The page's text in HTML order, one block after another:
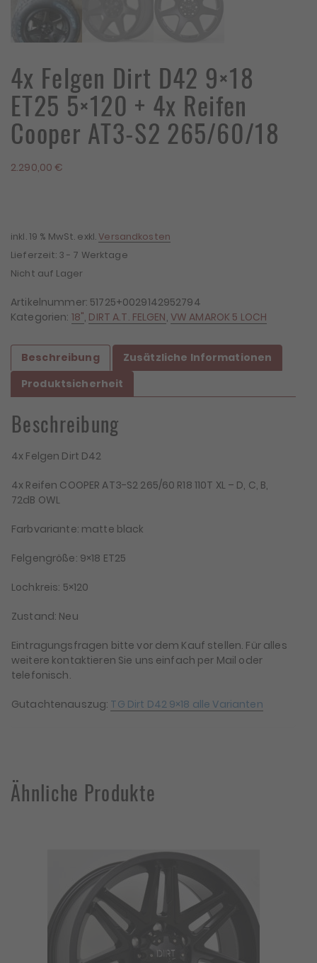
4x Felgen Dirt D42 9×18
ET25 5×120 + 4x Reifen
Cooper AT3-S2 265/60/18
2.290,00 €
inkl. 19 % MwSt. exkl.Versandkosten
Lieferzeit: 3 - 7 Werktage
Nicht auf Lager
Artikelnummer: 51725+0029142952794
Kategorien: 18", DIRT A.T. FELGEN, VW AMAROK 5 LOCH
Beschreibung
Zusätzliche Informationen
Produktsicherheit
Beschreibung
4x Felgen Dirt D42
4x Reifen COOPER AT3-S2 265/60 R18 110T XL – D, C, B,
72dB OWL
Farbvariante: matte black
Felgengröße: 9×18 ET25
Lochkreis: 5×120
Zustand: Neu
Eintragungsfragen bitte vor dem Kauf stellen. Für alles
weitere kontaktieren Sie uns einfach per Mail oder
telefonisch.
Gutachtenauszug: TG Dirt D42 9×18 alle Varianten
Ähnliche Produkte